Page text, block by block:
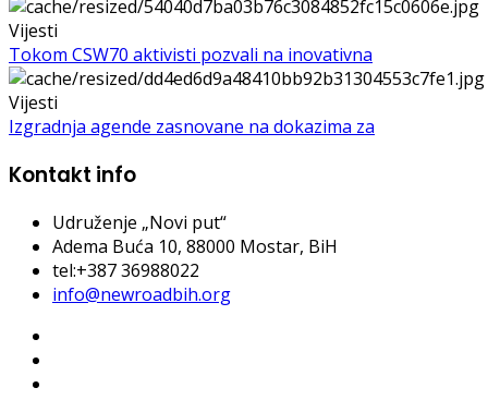
Vijesti
Tokom CSW70 aktivisti pozvali na inovativna
Vijesti
Izgradnja agende zasnovane na dokazima za
Kontakt info
Udruženje „Novi put“
Adema Buća 10, 88000 Mostar, BiH
tel:+387 36988022
info@newroadbih.org